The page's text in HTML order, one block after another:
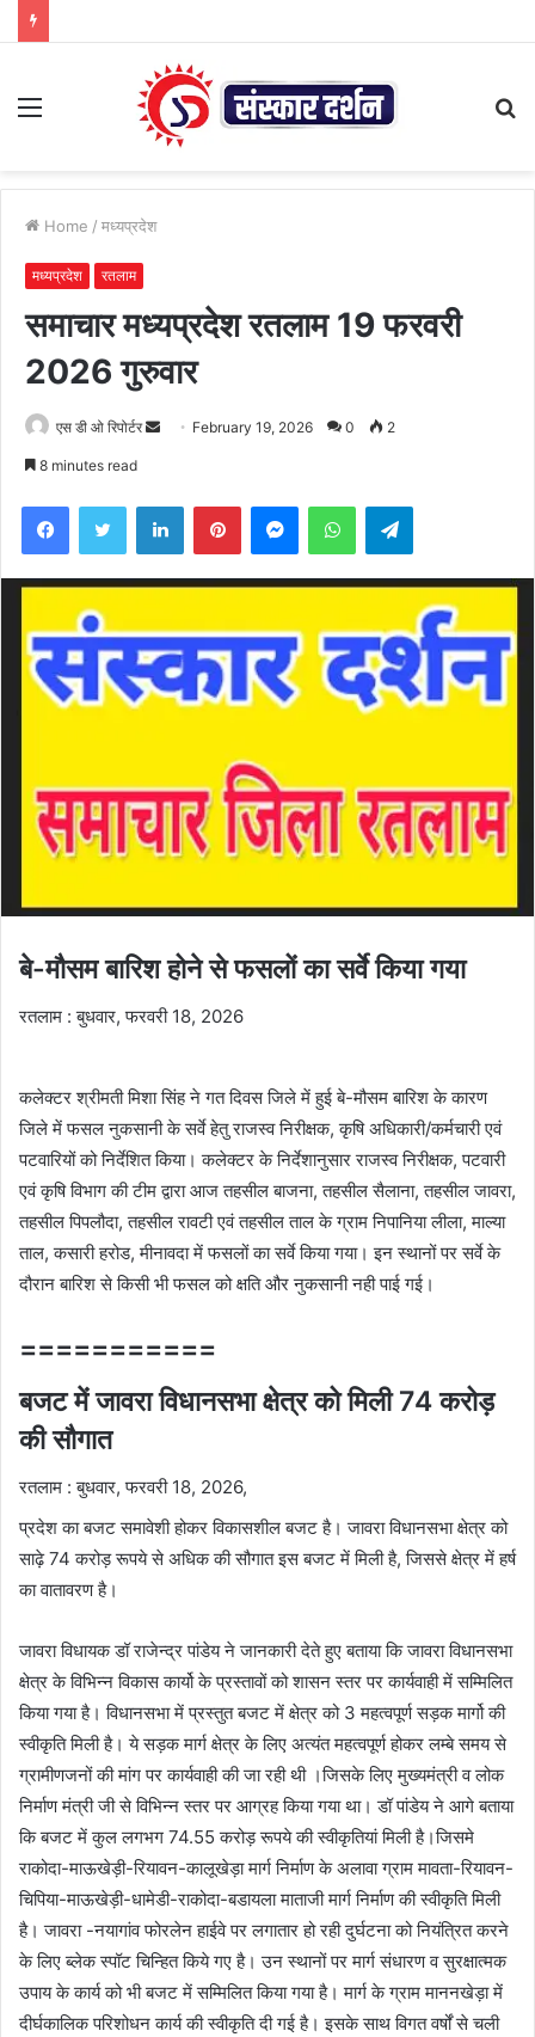
Menu
Home / मध्यप्रदेश
मध्यप्रदेश रतलाम
समाचार मध्यप्रदेश रतलाम 19 फरवरी
2026 गुरुवार
एस डी ओ रिपोर्टर
Send February 19, 2026 0 2
8 minutes read
FacebookTwitter LinkedInPinterestMessengerWhatsAppTelegram
बे-मौसम बारिश होने से फसलों का सर्वे किया गया
रतलाम : बुधवार, फरवरी 18, 2026
कलेक्टर श्रीमती मिशा सिंह ने गत दिवस जिले में हुई बे-मौसम बारिश के कारण
जिले में फसल नुकसानी के सर्वे हेतु राजस्व निरीक्षक, कृषि अधिकारी/कर्मचारी एवं
पटवारियों को निर्देशित किया। कलेक्टर के निर्देशानुसार राजस्व निरीक्षक, पटवारी
एवं कृषि विभाग की टीम द्वारा आज तहसील बाजना, तहसील सैलाना, तहसील जावरा,
तहसील पिपलौदा, तहसील रावटी एवं तहसील ताल के ग्राम निपानिया लीला, माल्या
ताल, कसारी हरोड, मीनावदा में फसलों का सर्वे किया गया। इन स्थानों पर सर्वे के
दौरान बारिश से किसी भी फसल को क्षति और नुकसानी नही पाई गई।
===========
बजट में जावरा विधानसभा क्षेत्र को मिली 74 करोड़
की सौगात
रतलाम : बुधवार, फरवरी 18, 2026,
प्रदेश का बजट समावेशी होकर विकासशील बजट है। जावरा विधानसभा क्षेत्र को
साढ़े 74 करोड़ रूपये से अधिक की सौगात इस बजट में मिली है, जिससे क्षेत्र में हर्ष
का वातावरण है।
जावरा विधायक डॉ राजेन्द्र पांडेय ने जानकारी देते हुए बताया कि जावरा विधानसभा
क्षेत्र के विभिन्न विकास कार्यो के प्रस्तावों को शासन स्तर पर कार्यवाही में सम्मिलित
किया गया है। विधानसभा में प्रस्तुत बजट में क्षेत्र को 3 महत्वपूर्ण सड़क मार्गो की
स्वीकृति मिली है। ये सड़क मार्ग क्षेत्र के लिए अत्यंत महत्वपूर्ण होकर लम्बे समय से
ग्रामीणजनों की मांग पर कार्यवाही की जा रही थी ।जिसके लिए मुख्यमंत्री व लोक
निर्माण मंत्री जी से विभिन्न स्तर पर आग्रह किया गया था। डॉ पांडेय ने आगे बताया
कि बजट में कुल लगभग 74.55 करोड़ रूपये की स्वीकृतियां मिली है।जिसमे
राकोदा-माऊखेड़ी-रियावन-कालूखेड़ा मार्ग निर्माण के अलावा ग्राम मावता-रियावन-
चिपिया-माऊखेड़ी-धामेडी-राकोदा-बडायला माताजी मार्ग निर्माण की स्वीकृति मिली
है। जावरा -नयागांव फोरलेन हाईवे पर लगातार हो रही दुर्घटना को नियंत्रित करने
के लिए ब्लेक स्पॉट चिन्हित किये गए है। उन स्थानों पर मार्ग संधारण व सुरक्षात्मक
उपाय के कार्य को भी बजट में सम्मिलित किया गया है। मार्ग के ग्राम माननखेड़ा में
दीर्घकालिक परिशोधन कार्य की स्वीकृति दी गई है। इसके साथ विगत वर्षों से चली